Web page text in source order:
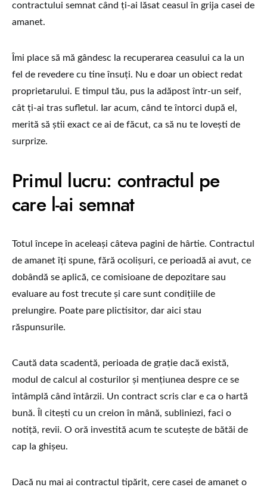
contractului semnat când ți-ai lăsat ceasul în grija casei de
amanet.
Îmi place să mă gândesc la recuperarea ceasului ca la un
fel de revedere cu tine însuți. Nu e doar un obiect redat
proprietarului. E timpul tău, pus la adăpost într-un seif,
cât ți-ai tras sufletul. Iar acum, când te întorci după el,
merită să știi exact ce ai de făcut, ca să nu te lovești de
surprize.
Primul lucru: contractul pe
care l-ai semnat
Totul începe în aceleași câteva pagini de hârtie. Contractul
de amanet îți spune, fără ocolișuri, ce perioadă ai avut, ce
dobândă se aplică, ce comisioane de depozitare sau
evaluare au fost trecute și care sunt condițiile de
prelungire. Poate pare plictisitor, dar aici stau
răspunsurile.
Caută data scadentă, perioada de grație dacă există,
modul de calcul al costurilor și mențiunea despre ce se
întâmplă când întârzii. Un contract scris clar e ca o hartă
bună. Îl citești cu un creion în mână, subliniezi, faci o
notiță, revii. O oră investită acum te scutește de bătăi de
cap la ghișeu.
Dacă nu mai ai contractul tipărit, cere casei de amanet o